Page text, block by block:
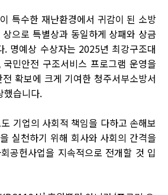
특수한 재난환경에서 귀감이 된 소방
으로 특별상과 동일하게 상패와 상금
. 명예상 수상자는 2025년 최강구조대
민안전 구조서비스 프로그램 운영을
확보에 크게 기여한 청주서부소방서
했습니다.
기업의 사회적 책임을 다하고 손해보
실천하기 위해 회사와 사회의 간격을
공헌사업을 지속적으로 전개할 것 입